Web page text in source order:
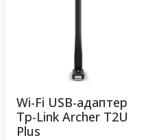
Wi-Fi USB-адаптер
Tp-Link Archer T2U
Plus